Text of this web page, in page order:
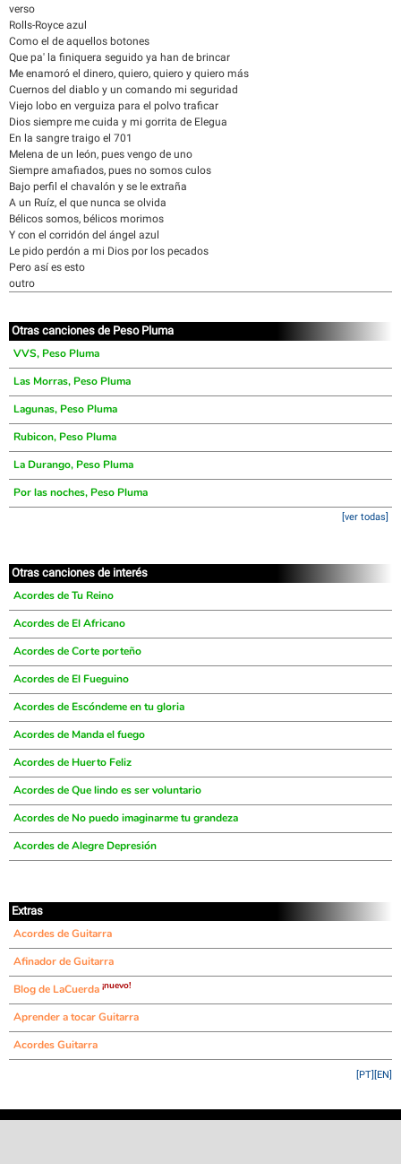
verso
Rolls-Royce azul
Como el de aquellos botones
Que pa' la finiquera seguido ya han de brincar
Me enamoró el dinero, quiero, quiero y quiero más
Cuernos del diablo y un comando mi seguridad
Viejo lobo en verguiza para el polvo traficar
Dios siempre me cuida y mi gorrita de Elegua
En la sangre traigo el 701
Melena de un león, pues vengo de uno
Siempre amafiados, pues no somos culos
Bajo perfil el chavalón y se le extraña
A un Ruíz, el que nunca se olvida
Bélicos somos, bélicos morimos
Y con el corridón del ángel azul
Le pido perdón a mi Dios por los pecados
Pero así es esto
outro
Otras canciones de Peso Pluma
VVS, Peso Pluma
Las Morras, Peso Pluma
Lagunas, Peso Pluma
Rubicon, Peso Pluma
La Durango, Peso Pluma
Por las noches, Peso Pluma
[ver todas]
Otras canciones de interés
Acordes de Tu Reino
Acordes de El Africano
Acordes de Corte porteño
Acordes de El Fueguino
Acordes de Escóndeme en tu gloria
Acordes de Manda el fuego
Acordes de Huerto Feliz
Acordes de Que lindo es ser voluntario
Acordes de No puedo imaginarme tu grandeza
Acordes de Alegre Depresión
Extras
Acordes de Guitarra
Afinador de Guitarra
Blog de LaCuerda ¡nuevo!
Aprender a tocar Guitarra
Acordes Guitarra
[EN]
[PT]